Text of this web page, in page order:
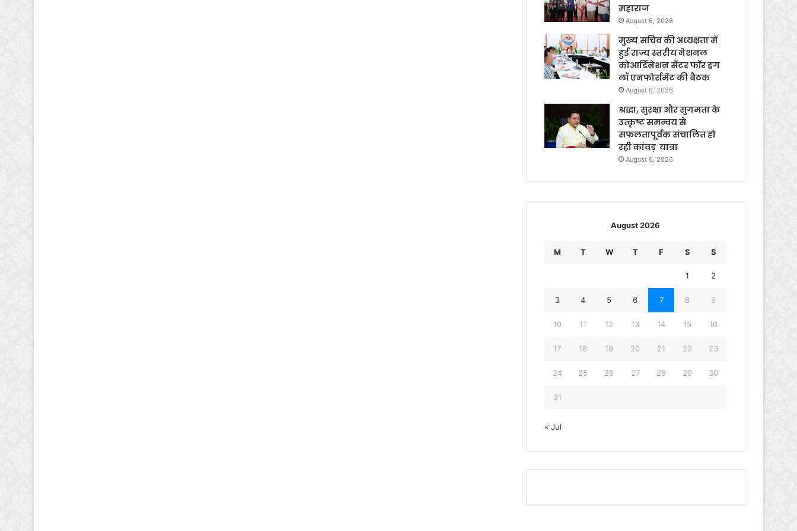
महाराज
August 6, 2026
मुख्य सचिव की अध्यक्षता में
हुई राज्य स्तरीय नेशनल
कोआर्डिनेशन सेंटर फॉर ड्रग
लॉ एनफोर्समेंट की बैठक
August 6, 2026
श्रद्धा, सुरक्षा और सुगमता के
उत्कृष्ट समन्वय से
सफलतापूर्वक संचालित हो
रही कांवड़ यात्रा
August 6, 2026
August 2026
M T W T F S S
1 2
3 4 5 6 7 8 9
10 11 12 13 14 15 16
17 18 19 20 21 22 23
24 25 26 27 28 29 30
31
« Jul